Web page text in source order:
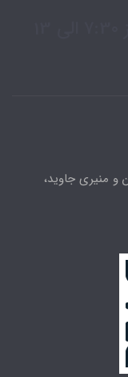
، بین 12فروردین و منیری جاوید،